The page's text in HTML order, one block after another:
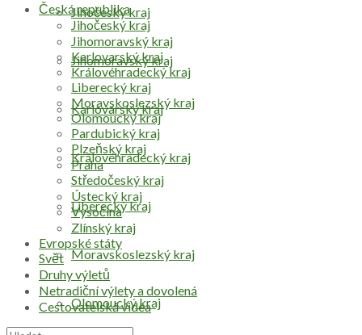
Jihočeský kraj
Jihomoravský kraj
Karlovarský kraj
Královéhradecký kraj
Liberecký kraj
Moravskoslezský kraj
Olomoucký kraj
Česká republika
Jihočeský kraj
Jihomoravský kraj
Karlovarský kraj
Královéhradecký kraj
Liberecký kraj
Moravskoslezský kraj
Olomoucký kraj
Pardubický kraj
Plzeňský kraj
Praha
Středočeský kraj
Ústecký kraj
Vysočina
Zlínský kraj
Evropské státy
Svět
Druhy výletů
Netradiční výlety a dovolená
Cestovatelská videa